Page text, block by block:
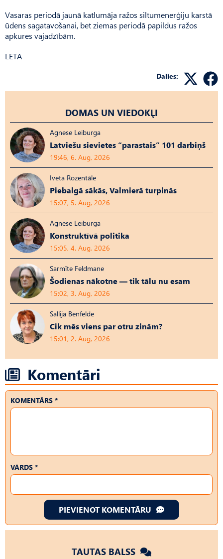
Vasaras periodā jaunā katlumāja ražos siltumenerģiju karstā
ūdens sagatavošanai, bet ziemas periodā papildus ražos
apkures vajadzībām.
LETA
Dalies:
DOMAS UN VIEDOKĻI
Agnese Leiburga
Latviešu sievietes “parastais” 101 darbiņš
19:46, 6. Aug, 2026
Iveta Rozentāle
Piebalgā sākās, Valmierā turpinās
15:07, 5. Aug, 2026
Agnese Leiburga
Konstruktīvā politika
15:05, 4. Aug, 2026
Sarmīte Feldmane
Šodienas nākotne — tik tālu nu esam
15:02, 3. Aug, 2026
Sallija Benfelde
Cik mēs viens par otru zinām?
15:01, 2. Aug, 2026
Komentāri
KOMENTĀRS *
VĀRDS *
PIEVIENOT KOMENTĀRU
TAUTAS BALSS